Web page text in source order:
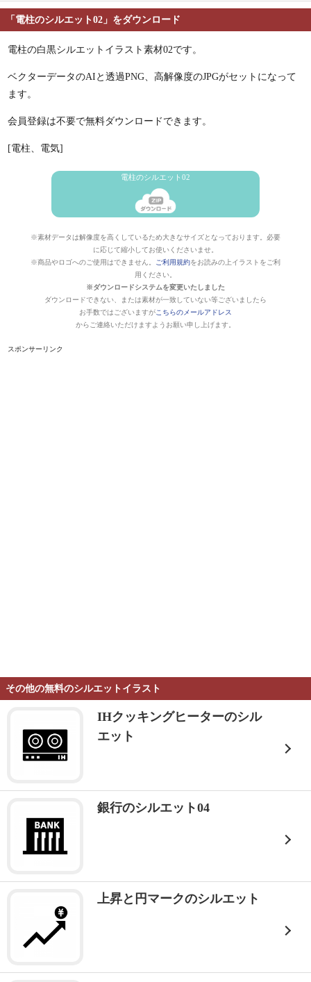
「電柱のシルエット02」をダウンロード
電柱の白黒シルエットイラスト素材02です。
ベクターデータのAIと透過PNG、高解像度のJPGがセットになって
ます。
会員登録は不要で無料ダウンロードできます。
[電柱、電気]
電柱のシルエット02
※素材データは解像度を高くしているため大きなサイズとなっております。必要
に応じて縮小してお使いくださいませ。
※商品やロゴへのご使用はできません。
ご利用規約をお読みの上イラストをご利
用ください。
※ダウンロードシステムを変更いたしました
ダウンロードできない、または素材が一致していない等ございましたら
お手数ではございますがこちらのメールアドレス
からご連絡いただけますようお願い申し上げます。
スポンサーリンク
その他の無料のシルエットイラスト
IHクッキングヒーターのシル
エット
銀行のシルエット04
上昇と円マークのシルエット